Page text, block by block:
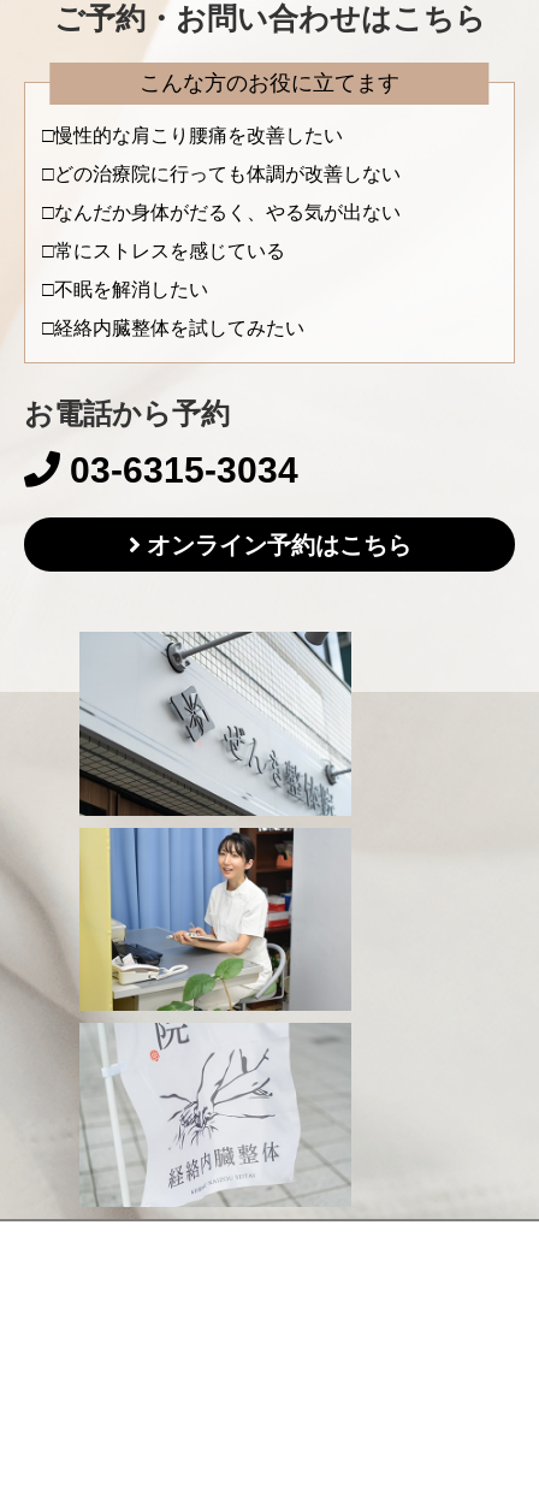
ご予約・お問い合わせはこちら
こんな方のお役に立てます
慢性的な肩こり腰痛を改善したい
どの治療院に行っても体調が改善しない
なんだか身体がだるく、やる気が出ない
常にストレスを感じている
不眠を解消したい
経絡内臓整体を試してみたい
お電話から予約
03-6315-3034
オンライン予約はこちら